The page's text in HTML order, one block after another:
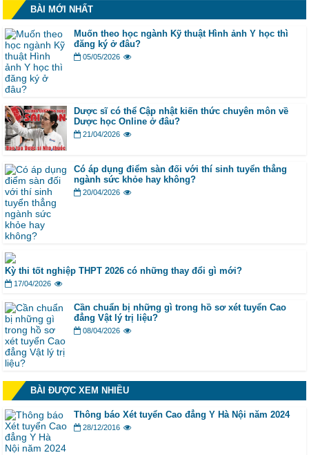
BÀI MỚI NHẤT
Muốn theo học ngành Kỹ thuật Hình ảnh Y học thì
đăng ký ở đâu?
05/05/2026
Dược sĩ có thể Cập nhật kiến thức chuyên môn về
Dược học Online ở đâu?
21/04/2026
Có áp dụng điểm sàn đối với thí sinh tuyển thẳng
ngành sức khỏe hay không?
20/04/2026
Kỳ thi tốt nghiệp THPT 2026 có những thay đổi gì mới?
17/04/2026
Cần chuẩn bị những gì trong hồ sơ xét tuyển Cao
đẳng Vật lý trị liệu?
08/04/2026
BÀI ĐƯỢC XEM NHIỀU
Thông báo Xét tuyển Cao đẳng Y Hà Nội năm 2024
28/12/2016